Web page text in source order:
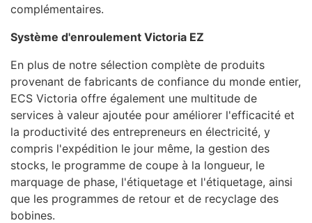
complémentaires.
Système d'enroulement Victoria EZ
En plus de notre sélection complète de produits
provenant de fabricants de confiance du monde entier,
ECS Victoria offre également une multitude de
services à valeur ajoutée pour améliorer l'efficacité et
la productivité des entrepreneurs en électricité, y
compris l'expédition le jour même, la gestion des
stocks, le programme de coupe à la longueur, le
marquage de phase, l'étiquetage et l'étiquetage, ainsi
que les programmes de retour et de recyclage des
bobines.